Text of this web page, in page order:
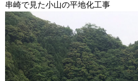
串崎で見た小山の平地化工事